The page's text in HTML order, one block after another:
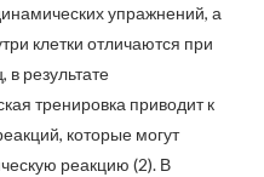
упражнений, а
клетки отличаются при
результате
тренировка приводит к
которые могут
реакцию (2). В